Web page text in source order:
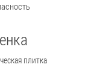
плитка